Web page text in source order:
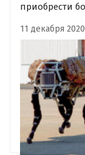
приобрести
Boston
736 до 828
11 декабря